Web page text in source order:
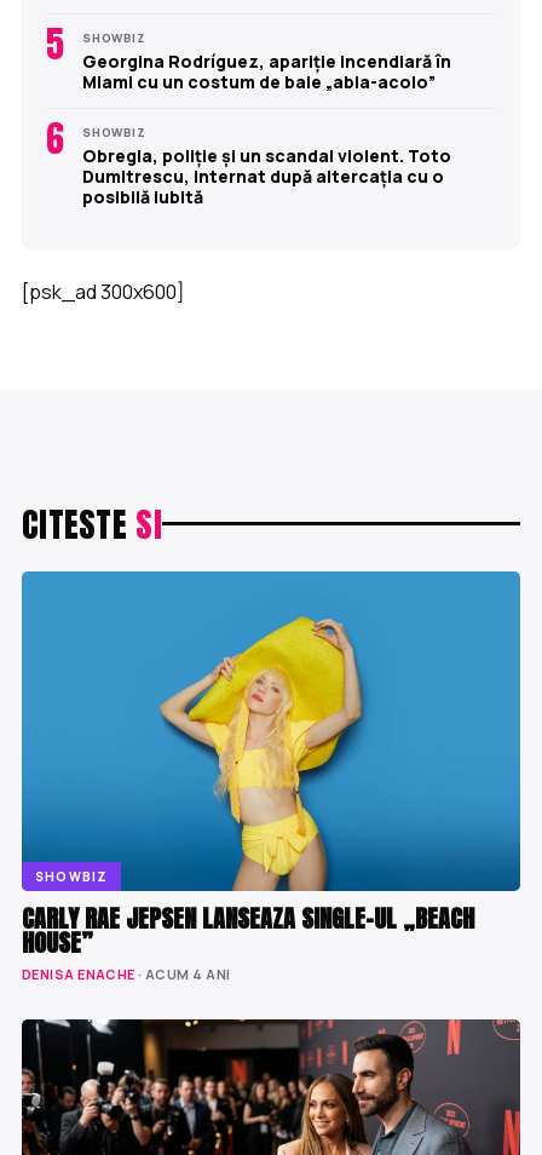
5 SHOWBIZ
Georgina Rodríguez, apariție incendiară în
Miami cu un costum de baie „abia-acolo”
6 SHOWBIZ
Obregia, poliție și un scandal violent. Toto
Dumitrescu, internat după altercația cu o
posibilă iubită
[psk_ad 300x600]
CITESTE SI
SHOWBIZ
CARLY RAE JEPSEN LANSEAZA SINGLE-UL „BEACH
HOUSE”
DENISA ENACHE · ACUM 4 ANI